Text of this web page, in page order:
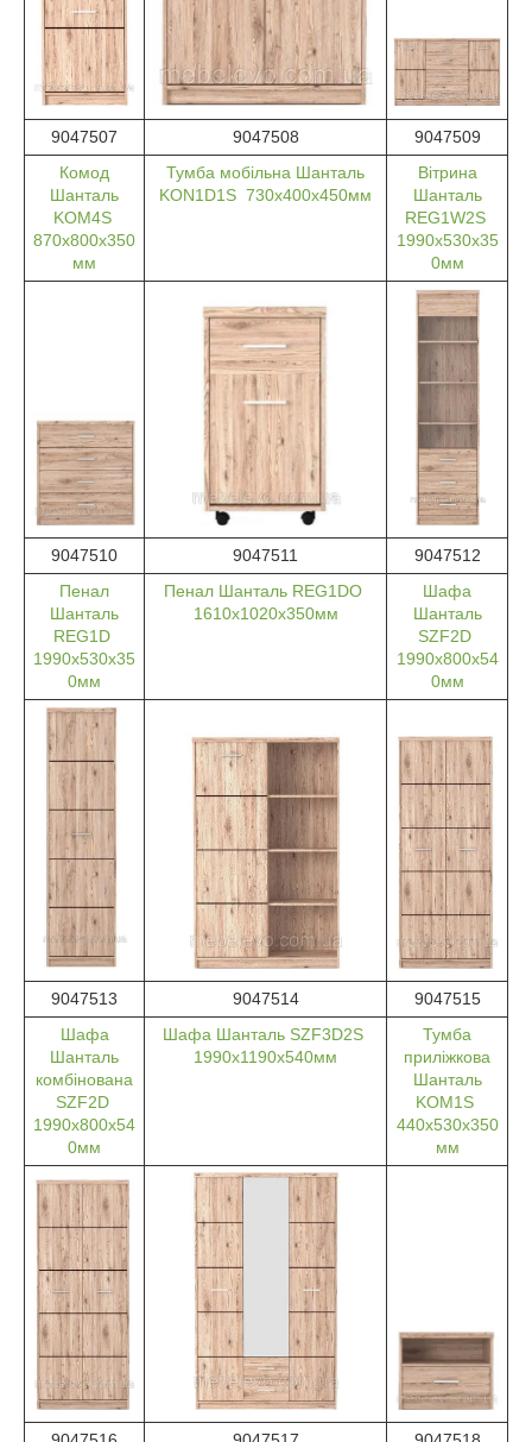
9047507 9047508
9047509
Комод
Шанталь
KOM4S
870х800х350
мм
Тумба мобільна Шанталь
KON1D1S 730х400х450мм
Вітрина
Шанталь
REG1W2S
1990х530х35
0мм
9047510 9047511
9047512
Пенал
Шанталь
REG1D
1990х530х35
0мм
Пенал Шанталь REG1DO
1610х1020х350мм
Шафа
Шанталь
SZF2D
1990х800х54
0мм
9047513 9047514
9047515
Шафа
Шанталь
комбінована
SZF2D
1990х800х54
0мм
Шафа Шанталь SZF3D2S
1990х1190х540мм
Тумба
приліжкова
Шанталь
KOM1S
440х530х350
мм